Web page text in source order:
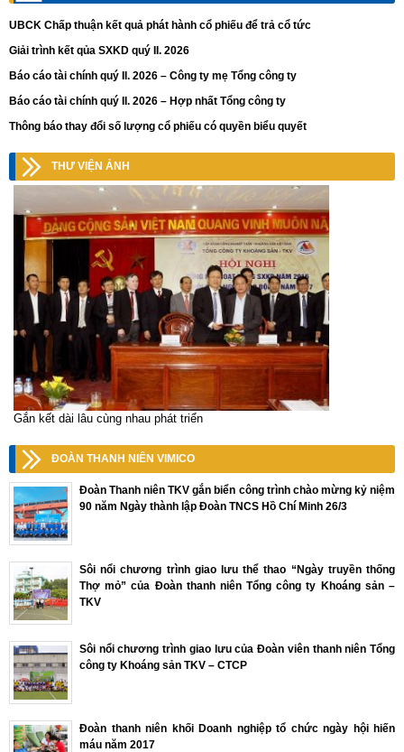
UBCK Chấp thuận kết quả phát hành cổ phiếu để trả cổ tức
Giải trình kết qủa SXKD quý II. 2026
Báo cáo tài chính quý II. 2026 – Công ty mẹ Tổng công ty
Báo cáo tài chính quý II. 2026 – Hợp nhất Tổng công ty
Thông báo thay đổi số lượng cổ phiếu có quyền biểu quyết
THƯ VIỆN ẢNH
Gắn kết dài lâu cùng nhau phát triển
ĐOÀN THANH NIÊN VIMICO
Đoàn Thanh niên TKV gắn biển công trình chào mừng kỷ niệm
90 năm Ngày thành lập Đoàn TNCS Hồ Chí Minh 26/3
Sôi nổi chương trình giao lưu thể thao “Ngày truyền thống
Thợ mỏ” của Đoàn thanh niên Tổng công ty Khoáng sản –
TKV
Sôi nổi chương trình giao lưu của Đoàn viên thanh niên Tổng
công ty Khoáng sản TKV – CTCP
Đoàn thanh niên khối Doanh nghiệp tổ chức ngày hội hiến
máu năm 2017